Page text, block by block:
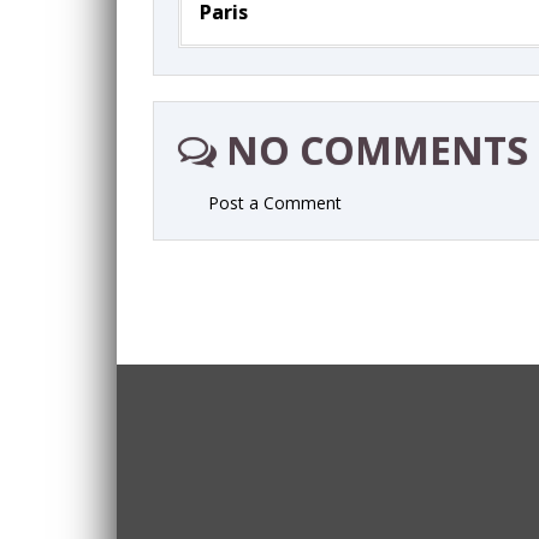
Paris
NO COMMENTS
Post a Comment